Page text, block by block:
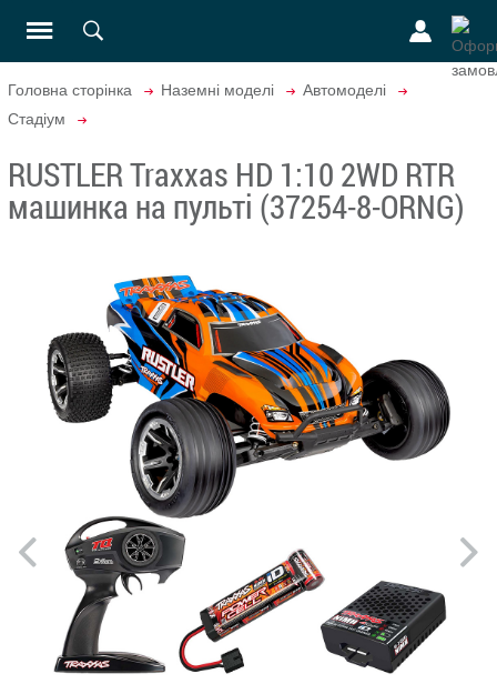
Головна сторінка Наземні моделі
Автомоделі
Стадіум
RUSTLER Traxxas HD 1:10 2WD RTR
машинка на пульті (37254-8-ORNG)